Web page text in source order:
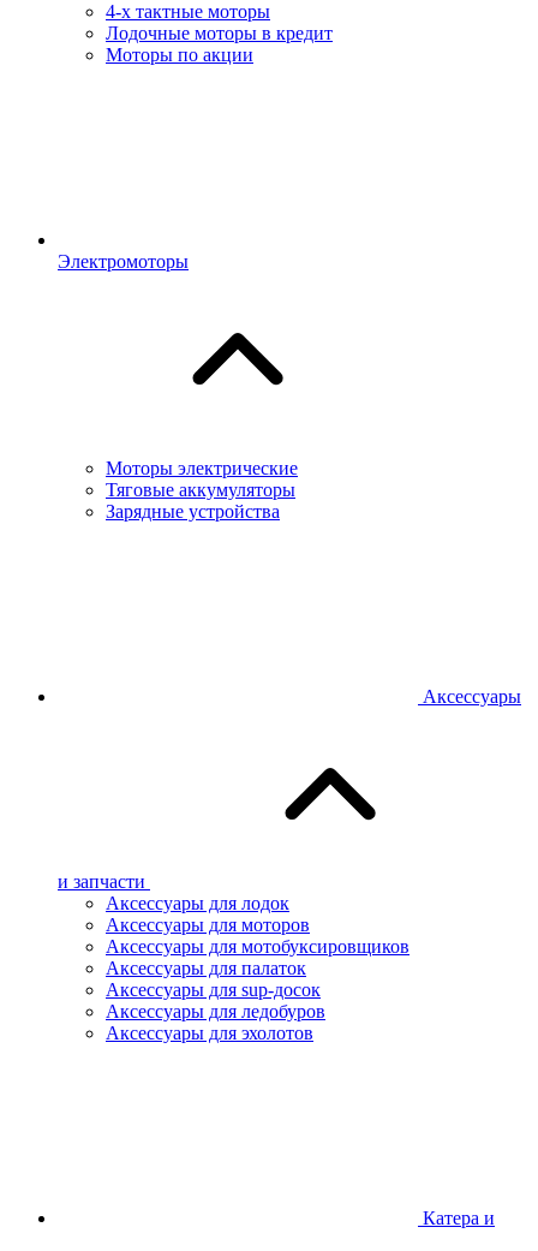
4-х тактные моторы
Лодочные моторы в кредит
Моторы по акции
Электромоторы
Моторы электрические
Тяговые аккумуляторы
Зарядные устройства
Аксессуары
и запчасти
Аксессуары для лодок
Аксессуары для моторов
Аксессуары для мотобуксировщиков
Аксессуары для палаток
Аксессуары для sup-досок
Аксессуары для ледобуров
Аксессуары для эхолотов
Катера и